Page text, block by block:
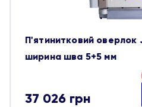
П'ятинитковий
ширина шва 5+5 мм
37 026 грн